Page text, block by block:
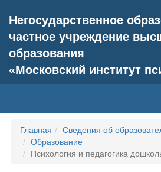
Негосударственное
частное учреждение
образования
«Московский институт
Главная
Сведения об
Образование
Психология и педагогика